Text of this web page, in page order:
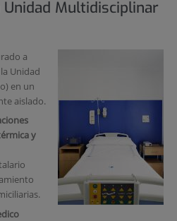
Multidisciplinar
a
Unidad
en un
aislado.
y